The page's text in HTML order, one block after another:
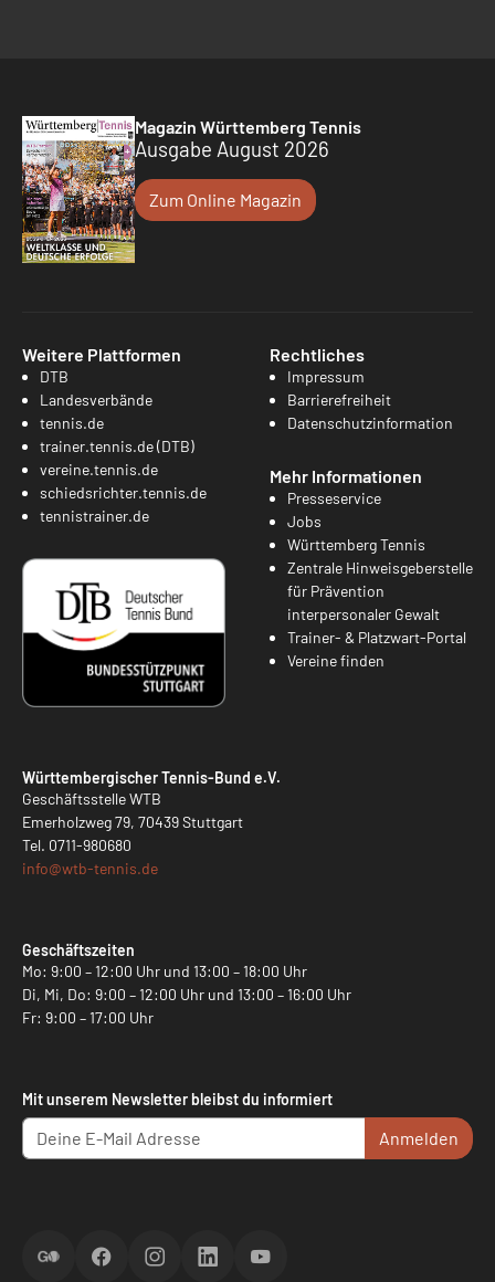
Magazin Württemberg Tennis
Ausgabe August 2026
Zum Online Magazin
Weitere Plattformen
DTB
Landesverbände
tennis.de
trainer.tennis.de (DTB)
vereine.tennis.de
schiedsrichter.tennis.de
tennistrainer.de
Rechtliches
Impressum
Barrierefreiheit
Datenschutzinformation
Mehr Informationen
Presseservice
Jobs
Württemberg Tennis
Zentrale Hinweisgeberstelle
für Prävention
interpersonaler Gewalt
Trainer- & Platzwart-Portal
Vereine finden
Württembergischer Tennis-Bund e.V.
Geschäftsstelle WTB
Emerholzweg 79, 70439 Stuttgart
Tel. 0711-980680
info@wtb-tennis.de
Geschäftszeiten
Mo: 9:00 – 12:00 Uhr und 13:00 – 18:00 Uhr
Di, Mi, Do: 9:00 – 12:00 Uhr und 13:00 – 16:00 Uhr
Fr: 9:00 – 17:00 Uhr
Mit unserem Newsletter bleibst du informiert
Anmelden
ScoreGOFacebookInstagramLinkedInYouTube